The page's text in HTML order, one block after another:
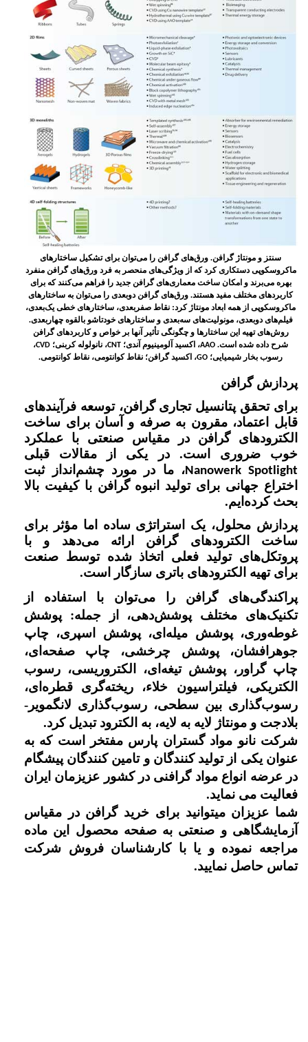
سنتز و مونتاژ گرافن. ورق‌های گرافن را می‌توان برای تشکیل ساختارهای
ماکروسکوپی دستکاری کرد که از ویژگی‌های منحصر به فرد ورق‌های گرافن منفرد
بهره می‌برند و امکان ساخت معماری‌های گرافن جدید را فراهم می‌کنند که برای
کاربردهای مختلف مفید هستند. ورق‌های گرافن دوبعدی را می‌توان به ساختارهای
ماکروسکوپی از همه ابعاد مونتاژ کرد: نقاط صفربعدی، ساختارهای خطی یک‌بعدی،
فیلم‌های دوبعدی، مونولیت‌های سه‌بعدی و ساختارهای خودتاشو بالقوه چهاربعدی.
روش‌های تهیه این ساختارها و چگونگی تأثیر آنها بر خواص و کاربردهای گرافن
شرح داده شده است. AAO، اکسید آلومینیوم آندی؛ CNT، نانولوله کربنی؛ CVD،
رسوب بخار شیمیایی؛ GO، اکسید گرافن؛ نقاط کوانتومی، نقاط کوانتومی.
پردازش گرافن
برای تحقق پتانسیل تجاری گرافن، توسعه فرآیندهای
قابل اعتماد، مقرون به صرفه و آسان برای ساخت
الکترودهای گرافن در مقیاس صنعتی با عملکرد
خوب ضروری است. در یکی از مقالات قبلی
Nanowerk Spotlight، ما در مورد چشم‌انداز ثبت
اختراع جهانی برای تولید انبوه گرافن با کیفیت بالا
بحث کرده‌ایم.
پردازش محلول، یک استراتژی ساده اما مؤثر برای
ساخت الکترودهای گرافن ارائه می‌دهد و با
پروتکل‌های تولید فعلی اتخاذ شده توسط صنعت
برای تهیه الکترودهای باتری سازگار است.
پراکندگی‌های گرافن را می‌توان با استفاده از
تکنیک‌های مختلف پوشش‌دهی، از جمله: پوشش
غوطه‌وری، پوشش میله‌ای، پوشش اسپری، چاپ
جوهرافشان، پوشش چرخشی، چاپ صفحه‌ای،
چاپ گراور، پوشش تیغه‌ای، الکتروریسی، رسوب
الکتریکی، فیلتراسیون خلاء، ریخته‌گری قطره‌ای،
رسوب‌گذاری بین سطحی، رسوب‌گذاری لانگمویر-
بلادجت و مونتاژ لایه به لایه، به الکترود تبدیل کرد.
شرکت نانو مواد گستران پارس مفتخر است که به
عنوان یکی از تولید کنندگان و تامین کنندگان پیشگام
در عرضه انواع مواد گرافنی در کشور عزیزمان ایران
فعالیت می نماید.
شما عزیزان میتوانید برای خرید گرافن در مقیاس
آزمایشگاهی و صنعتی به صفحه محصول این ماده
مراجعه نموده و یا با کارشناسان فروش شرکت
تماس حاصل نمایید.